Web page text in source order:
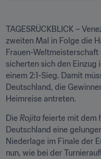
TAGESRÜCKBLICK –
zweiten Mal in Folge die
Frauen-
sicherten sich den Einzug
einem 2:1-Sieg. Damit
Deutschland, die
Heimreise antreten.
Die Rojita feierte mit dem
Deutschland eine
Niederlage im Finale der
nun, wie bei der